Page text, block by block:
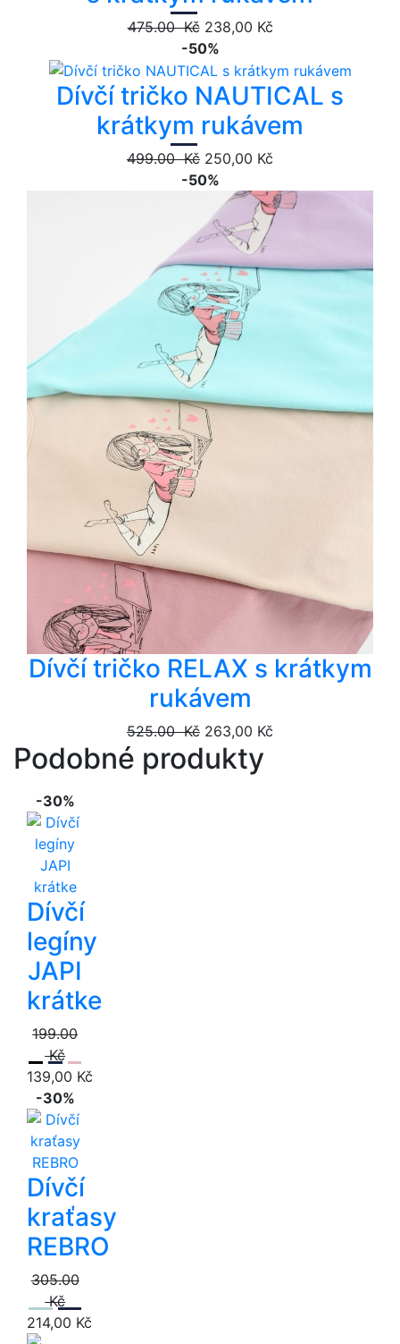
475.00 Kč 238,00 Kč
-50%
Dívčí tričko NAUTICAL s
krátkym rukávem
499.00 Kč 250,00 Kč
-50%
Dívčí tričko RELAX s krátkym
rukávem
525.00 Kč 263,00 Kč
Podobné produkty
-30%
Dívčí
legíny
JAPI
krátke
199.00
Kč
139,00 Kč
-30%
Dívčí
kraťasy
REBRO
305.00
Kč
214,00 Kč